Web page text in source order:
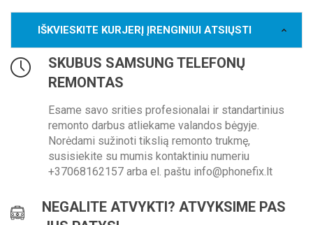
IŠKVIESKITE KURJERĮ ĮRENGINIUI ATSIŲSTI
SKUBUS SAMSUNG TELEFONŲ
REMONTAS
Esame savo srities profesionalai ir standartinius
remonto darbus atliekame valandos bėgyje.
Norėdami sužinoti tikslią remonto trukmę,
susisiekite su mumis kontaktiniu numeriu
+37068162157 arba el. paštu info@phonefix.lt
NEGALITE ATVYKTI? ATVYKSIME PAS